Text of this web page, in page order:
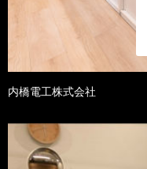
内橋電工株式会社